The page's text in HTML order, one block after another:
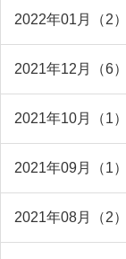
2022年01月（2）
2021年12月（6）
2021年10月（1）
2021年09月（1）
2021年08月（2）